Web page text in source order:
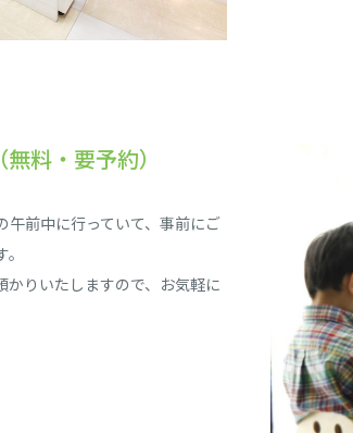
料・要予約）
午前中に行っていて、事前にご
りいたしますので、お気軽に